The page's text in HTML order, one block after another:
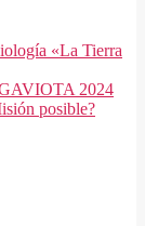
«La Tierra
2024
posible?